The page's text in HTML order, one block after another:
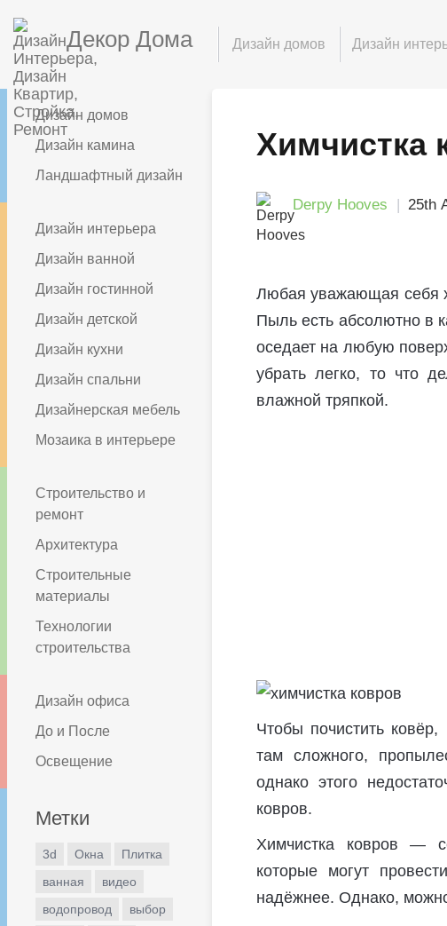
Декор Дома Дизайн домов Дизайн
Дизайн домов
Дизайн камина
Ландшафтный дизайн
Дизайн интерьера
Дизайн ванной
Дизайн гостинной
Дизайн детской
Дизайн кухни
Дизайн спальни
Дизайнерская мебель
Мозаика в интерьере
Строительство и
ремонт
Архитектура
Строительные
материалы
Технологии
строительства
Дизайн офиса
До и После
Освещение
Метки
3d Окна
Плитка
ванная
видео
водопровод
выбор
Химчистка
Derpy Hooves 25th
Любая уважающая себя
Пыль есть абсолютно в
оседает на любую
убрать легко, то что
влажной тряпкой.
Чтобы почистить
там сложного,
однако этого
ковров.
Химчистка ковров —
которые могут
надёжнее. Однако,